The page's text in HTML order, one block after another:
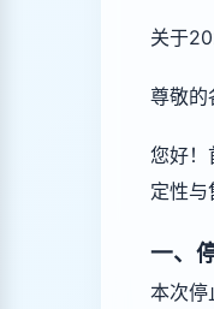
关于
尊敬的
您好！
定性与
一、
本次停